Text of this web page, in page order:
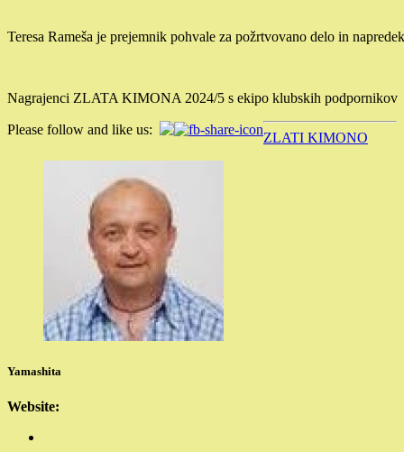
Teresa Rameša je prejemnik pohvale za požrtvovano delo in napredek
Nagrajenci ZLATA KIMONA 2024/5 s ekipo klubskih podpornikov
Please follow and like us:
ZLATI KIMONO
Yamashita
Website: